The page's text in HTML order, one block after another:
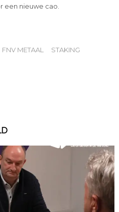
een nieuwe cao.
FNV METAAL
STAKING